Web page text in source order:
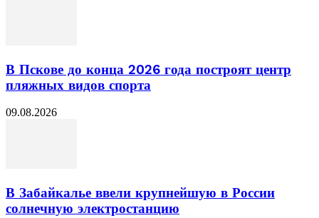
В Пскове до конца 2026 года построят центр
пляжных видов спорта
09.08.2026
В Забайкалье ввели крупнейшую в России
солнечную электростанцию